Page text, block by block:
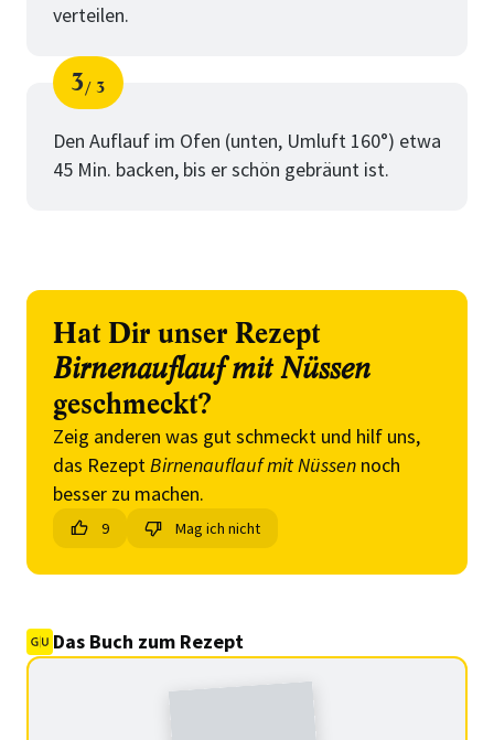
verteilen.
Schritt
3
von
3
Den Auflauf im Ofen (unten, Umluft 160°) etwa
45 Min. backen, bis er schön gebräunt ist.
Hat Dir unser Rezept
Birnenauflauf mit Nüssen
geschmeckt?
Zeig anderen was gut schmeckt und hilf uns,
das RezeptBirnenauflauf mit Nüssen noch
besser zu machen.
9 Mag ich nicht
Das Buch zum Rezept